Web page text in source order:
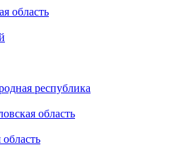
область
республика
область